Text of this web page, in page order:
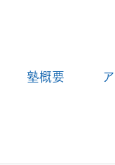
塾概要